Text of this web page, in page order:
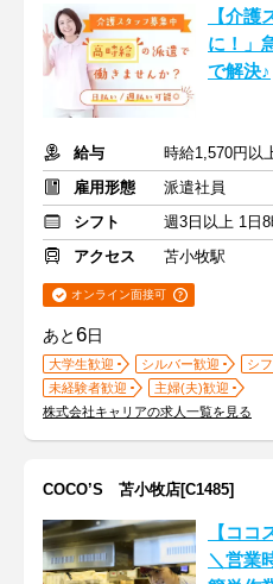
【介護
に！」
で解決♪
給与
時給1,570円以
雇用形態
派遣社員
シフト
週3日以上 1日
アクセス
苫小牧駅
オンライン面接可
あと6日
大学生歓迎 シルバー歓迎
シ
未経験者歓迎
主婦(夫)歓迎
株式会社キャリアの求人一覧を見る
COCO’S 苫小牧店[C1485]
【ココ
＼営業